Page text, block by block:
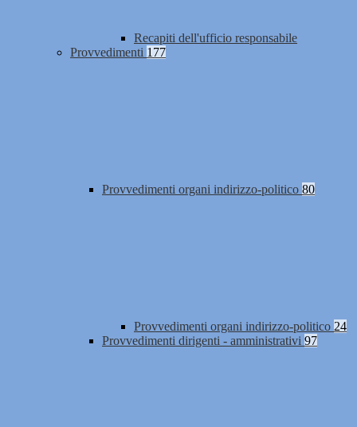
Recapiti dell'ufficio responsabile
Provvedimenti 177
Provvedimenti organi indirizzo-politico 80
Provvedimenti organi indirizzo-politico 24
Provvedimenti dirigenti - amministrativi 97